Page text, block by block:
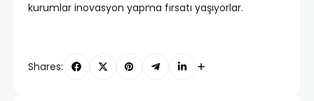
kurumlar inovasyon yapma fırsatı yaşıyorlar.
Shares: